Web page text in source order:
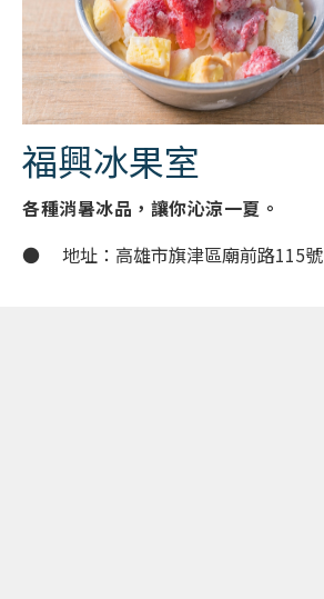
福興冰果室
各種消暑冰品，讓你沁涼一夏。
● 地址：高雄市旗津區廟前路115號